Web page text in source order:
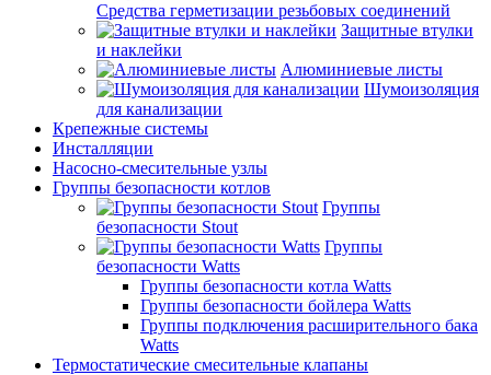
Средства герметизации резьбовых соединений
Защитные втулки
и наклейки
Алюминиевые листы
Шумоизоляция
для канализации
Крепежные системы
Инсталляции
Насосно-смесительные узлы
Группы безопасности котлов
Группы
безопасности Stout
Группы
безопасности Watts
Группы безопасности котла Watts
Группы безопасности бойлера Watts
Группы подключения расширительного бака
Watts
Термостатические смесительные клапаны